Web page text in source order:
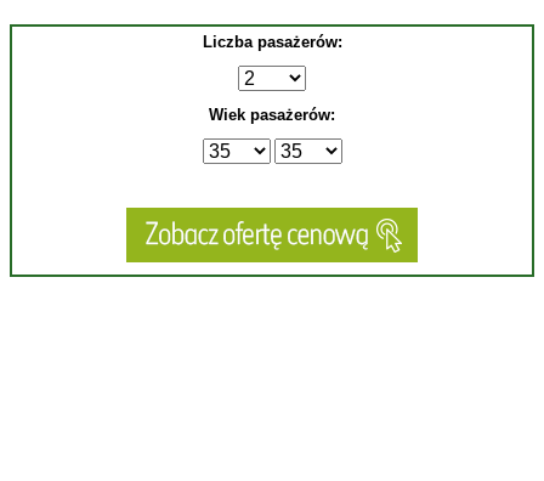
Liczba pasażerów:
Wiek pasażerów: